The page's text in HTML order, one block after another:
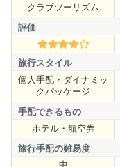
旅行会社名
評価
旅行スタイル
旅行スタイル
手配できるもの
手配できるもの
旅行手配の難易度
クラブツーリズム
個人手配・ダイナミッ
クパッケージ
ホテル・航空券
中